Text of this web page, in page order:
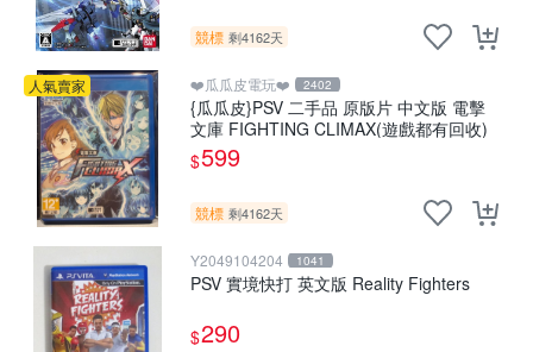
競標 剩4162天
人氣賣家 ❤️瓜瓜皮電玩❤️ 2402
{瓜瓜皮}PSV 二手品 原版片 中文版 電擊
文庫 FIGHTING CLIMAX(遊戲都有回收)
$599
競標 剩4162天
Y2049104204 1041
PSV 實境快打 英文版 Reality Fighters
$290